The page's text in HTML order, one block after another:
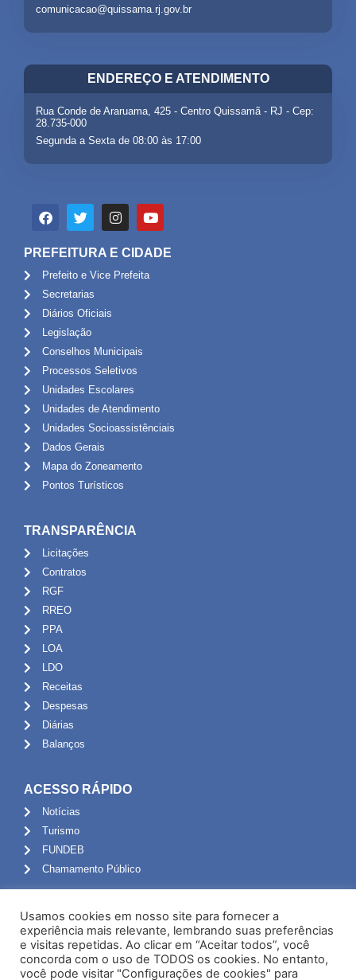
comunicacao@quissama.rj.gov.br
ENDEREÇO E ATENDIMENTO
Rua Conde de Araruama, 425 - Centro Quissamã - RJ - Cep:
28.735-000
Segunda a Sexta de 08:00 às 17:00
PREFEITURA E CIDADE
Prefeito e Vice Prefeita
Secretarias
Diários Oficiais
Legislação
Conselhos Municipais
Processos Seletivos
Unidades Escolares
Unidades de Atendimento
Unidades Socioassistênciais
Dados Gerais
Mapa do Zoneamento
Pontos Turísticos
TRANSPARÊNCIA
Licitações
Contratos
RGF
RREO
PPA
LOA
LDO
Receitas
Despesas
Diárias
Balanços
ACESSO RÁPIDO
Notícias
Turismo
FUNDEB
Chamamento Público
Portal do Servidor
Webmail
Administração
Usamos cookies em nosso site para fornecer a
experiência mais relevante, lembrando suas preferências
e visitas repetidas. Ao clicar em “Aceitar todos”, você
concorda com o uso de TODOS os cookies. No entanto,
você pode visitar "Configurações de cookies" para